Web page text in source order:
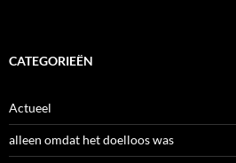
CATEGORIEËN
Actueel
alleen omdat het doelloos was